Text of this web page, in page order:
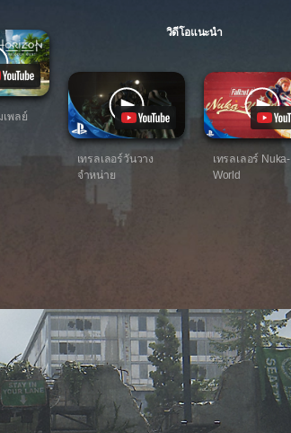
เพลย์
วิดีโอแนะนำ
เทรลเลอร์วันวาง
จำหน่าย
เทรลเลอร์ Nuka-
World